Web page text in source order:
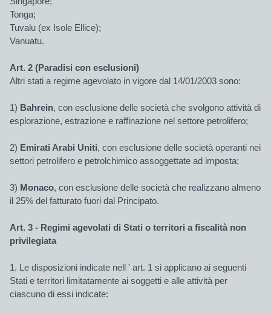
Tonga;
Tuvalu (ex Isole Ellice);
Vanuatu.
Art. 2 (Paradisi con esclusioni)
Altri stati a regime agevolato in vigore dal 14/01/2003 sono:
1) Bahrein, con esclusione delle società che svolgono attività di
esplorazione, estrazione e raffinazione nel settore petrolifero;
2) Emirati Arabi Uniti, con esclusione delle società operanti nei
settori petrolifero e petrolchimico assoggettate ad imposta;
3) Monaco, con esclusione delle società che realizzano almeno
il 25% del fatturato fuori dal Principato.
Art. 3 - Regimi agevolati di Stati o territori a fiscalità non
privilegiata
1. Le disposizioni indicate nell ' art. 1 si applicano ai seguenti
Stati e territori limitatamente ai soggetti e alle attività per
ciascuno di essi indicate: